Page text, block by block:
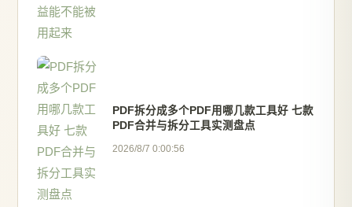
PDF拆分成多个PDF用哪几款工具好 七款
PDF合并与拆分工具实测盘点
2026/8/7 0:00:56